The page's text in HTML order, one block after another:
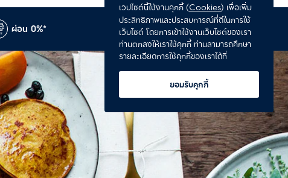
ผ่อน 0%* รับประกันเพิ่ม 1 ปี*
เวปไซต์นี้ใช้งานคุกกี้ (Cookies) เพื่อเพิ่ม
ประสิทธิภาพและประสบการณ์ที่ดีในการใช้
เว็บไซต์ โดยการเข้าใช้งานเว็บไซต์ของเรา
ท่านตกลงให้เราใช้คุกกี้ ท่านสามารถศึกษา
รายละเอียดการใช้คุกกี้ของเราได้ที่
ยอมรับคุกกี้